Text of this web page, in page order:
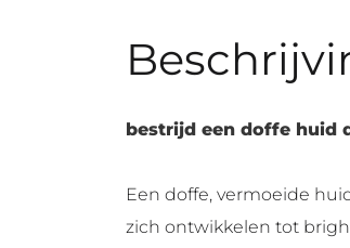
bestrijd een doffe huid
Een doffe, vermoeide
zich ontwikkelen tot